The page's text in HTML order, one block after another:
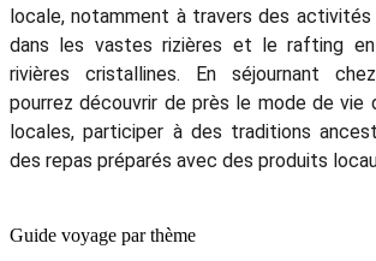
locale, notamment à travers des
dans les vastes rizières et le rafting
rivières cristallines. En séjournant
pourrez découvrir de près le mode de vie
locales, participer à des traditions
des repas préparés avec des produits
Guide voyage par thème